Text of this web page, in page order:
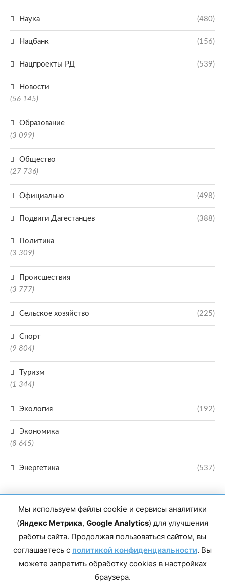
Наука (480)
Нацбанк (156)
Нацпроекты РД (539)
Новости
(56 145)
Образование
(3 099)
Общество
(27 736)
Официально (498)
Подвиги Дагестанцев (388)
Политика
(3 309)
Происшествия
(3 777)
Сельское хозяйство (225)
Спорт
(9 804)
Туризм
(1 344)
Экология (192)
Экономика
(8 645)
Энергетика (537)
Главный редактор сетевого издания Магомаев Тимур Нухович. Контакты
редакции: 8(988)-292-94-34 Почта: vestiskfo@gmail.com По вопросам
Дагестан, г. Махачкала, пр-т Насрутдинова, д. 1а. Все права защищены.
Копирование и использование полных материалов запрещено, частичное
Мы используем файлы cookie и сервисы аналитики
(Яндекс Метрика, Google Analytics) для улучшения
работы сайта. Продолжая пользоваться сайтом, вы
соглашаетесь с политикой конфиденциальности. Вы
можете запретить обработку cookies в настройках
браузера.